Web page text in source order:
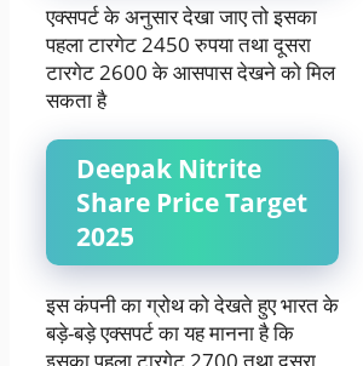
एक्सपर्ट के अनुसार देखा जाए तो इसका
पहला टारगेट 2450 रुपया तथा दूसरा
टारगेट 2600 के आसपास देखने को मिल
सकता है
Deepak Nitrite
Share Price Target
2025
इस कंपनी का ग्रोथ को देखते हुए भारत के
बड़े-बड़े एक्सपर्ट का यह मानना है कि
इसका पहला टारगेट 2700 तथा दूसरा